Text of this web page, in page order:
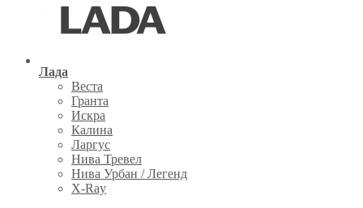
Лада
Веста
Гранта
Искра
Калина
Ларгус
Нива Тревел
Нива Урбан / Легенд
X-Ray